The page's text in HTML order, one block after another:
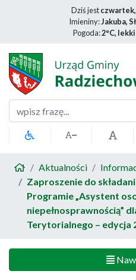
Dziś jestczwartek,
Imieniny:Jakuba,
Pogoda:2°C,
Aktualności
Zaproszenie do
Programie „Asystent
niepełnosprawnością”
Terytorialnego – edycja